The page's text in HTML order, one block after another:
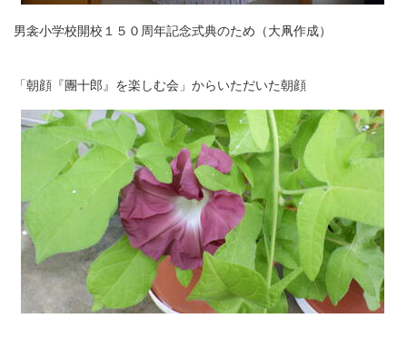
男衾小学校開校１５０周年記念式典のため（大凧作成）
「朝顔『團十郎』を楽しむ会」からいただいた朝顔